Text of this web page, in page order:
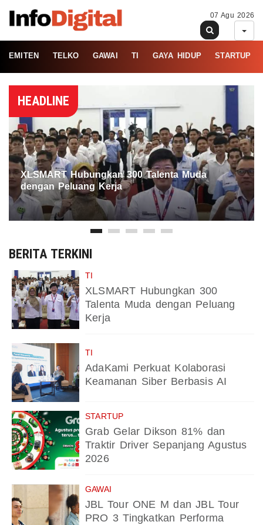
07 Agu 2026
EMITEN TELKO GAWAI TI GAYA HIDUP STARTUP
HEADLINE
XLSMART Hubungkan 300 Talenta Muda
dengan Peluang Kerja
BERITA TERKINI
TI
XLSMART Hubungkan 300
Talenta Muda dengan Peluang
Kerja
TI
AdaKami Perkuat Kolaborasi
Keamanan Siber Berbasis AI
STARTUP
Grab Gelar Dikson 81% dan
Traktir Driver Sepanjang Agustus
2026
GAWAI
JBL Tour ONE M dan JBL Tour
PRO 3 Tingkatkan Performa